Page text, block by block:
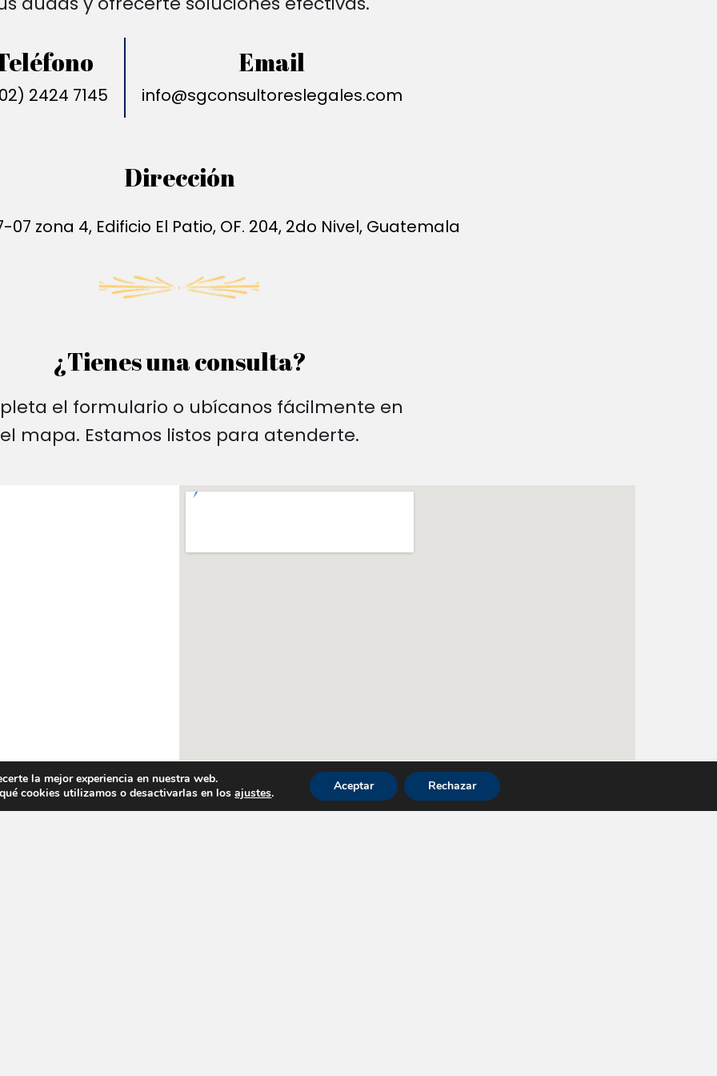
2424 7145
Email
info@sgconsultoreslegales.com
Dirección
07 zona 4, Edificio El Patio, OF. 204, 2do Nivel, Guatemala
¿Tienes una consulta?
el formulario o ubícanos fácilmente en
el mapa. Estamos listos para atenderte.
la mejor experiencia en nuestra web.
cookies utilizamos o desactivarlas en losajustes. Aceptar Rechazar